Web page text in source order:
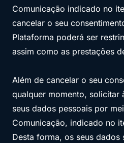
Comunicação indicado no
cancelar o seu
Plataforma poderá ser
assim como as prestações
Além de cancelar o seu
qualquer momento, solicitar
seus dados pessoais por
Comunicação, indicado no
Desta forma, os seus